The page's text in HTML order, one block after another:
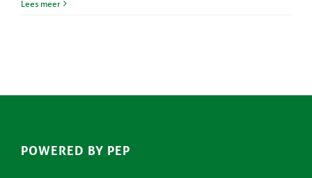
Lees meer
POWERED BY PEP